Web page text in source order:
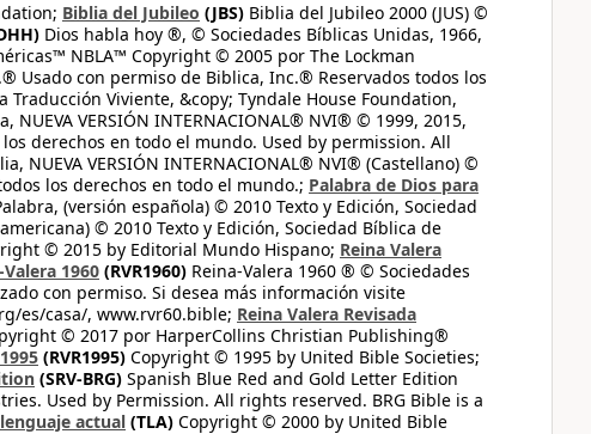
Biblia del Jubileo (JBS) Biblia del Jubileo 2000 (JUS) ©
Dios habla hoy ®, © Sociedades Bíblicas Unidas, 1966,
NBLA™ Copyright © 2005 por The Lockman
Usado con permiso de Biblica, Inc.® Reservados todos los
Traducción Viviente, &copy; Tyndale House Foundation,
NUEVA VERSIÓN INTERNACIONAL® NVI® © 1999, 2015,
derechos en todo el mundo. Used by permission. All
NUEVA VERSIÓN INTERNACIONAL® NVI® (Castellano) ©
los derechos en todo el mundo.; Palabra de Dios para
(versión española) © 2010 Texto y Edición, Sociedad
© 2010 Texto y Edición, Sociedad Bíblica de
© 2015 by Editorial Mundo Hispano; Reina Valera
Valera 1960 (RVR1960) Reina-Valera 1960 ® © Sociedades
con permiso. Si desea más información visite
es/casa/, www.rvr60.bible; Reina Valera Revisada
© 2017 por HarperCollins Christian Publishing®
(RVR1995) Copyright © 1995 by United Bible Societies;
(SRV-BRG) Spanish Blue Red and Gold Letter Edition
Used by Permission. All rights reserved. BRG Bible is a
actual (TLA) Copyright © 2000 by United Bible